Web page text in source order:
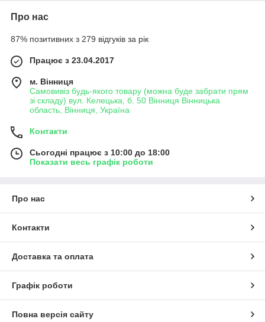
Про нас
87% позитивних з 279 відгуків за рік
Працює з 23.04.2017
м. Вінниця
Самовивіз будь-якого товару (можна буде забрати прям
зі складу) вул. Келецька, б. 50 Вінниця Вінницька
область, Вінниця, Україна
Контакти
Сьогодні працює з 10:00 до 18:00
Показати весь графік роботи
Про нас
Контакти
Доставка та оплата
Графік роботи
Повна версія сайту